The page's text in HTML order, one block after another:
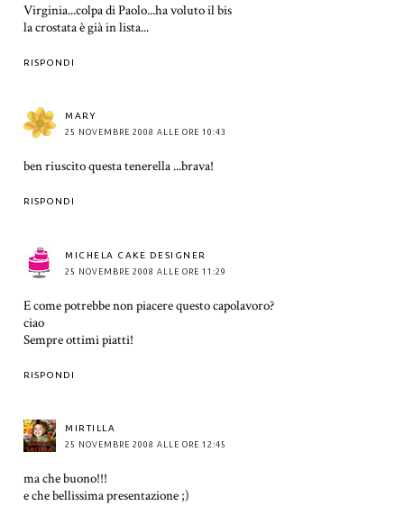
Virginia...colpa di Paolo...ha voluto il bis
la crostata è già in lista...
RISPONDI
MARY
25 NOVEMBRE 2008 ALLE ORE 10:43
ben riuscito questa tenerella ...brava!
RISPONDI
MICHELA CAKE DESIGNER
25 NOVEMBRE 2008 ALLE ORE 11:29
E come potrebbe non piacere questo capolavoro?
ciao
Sempre ottimi piatti!
RISPONDI
MIRTILLA
25 NOVEMBRE 2008 ALLE ORE 12:45
ma che buono!!!
e che bellissima presentazione ;)